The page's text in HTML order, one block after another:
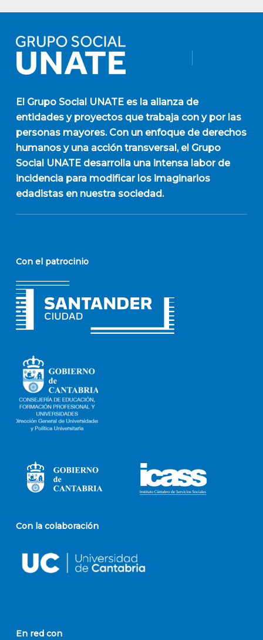
El Grupo Social UNATEes la alianza de
entidades y proyectos que trabaja con y por las
personas mayores. Con un enfoque de derechos
humanos y una acción transversal, el Grupo
Social UNATE desarrolla una intensa labor de
incidencia para modificar los imaginarios
edadistas en nuestra sociedad.
Con el patrocinio
Con la colaboración
En red con